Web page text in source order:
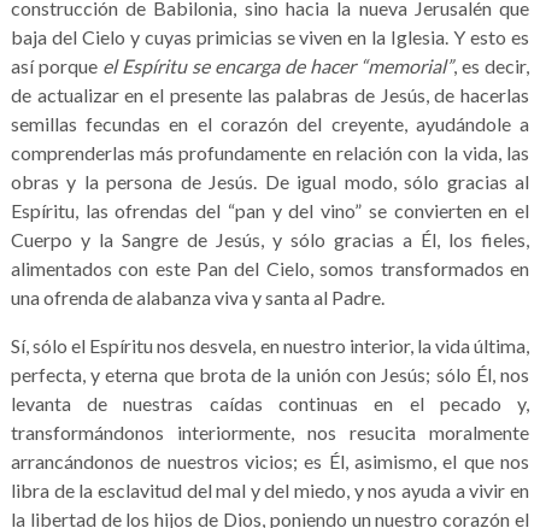
construcción de Babilonia, sino hacia la nueva Jerusalén que
baja del Cielo y cuyas primicias se viven en la Iglesia. Y esto es
así porque el Espíritu se encarga de hacer “memorial”, es decir,
de actualizar en el presente las palabras de Jesús, de hacerlas
semillas fecundas en el corazón del creyente, ayudándole a
comprenderlas más profundamente en relación con la vida, las
obras y la persona de Jesús. De igual modo, sólo gracias al
Espíritu, las ofrendas del “pan y del vino” se convierten en el
Cuerpo y la Sangre de Jesús, y sólo gracias a Él, los fieles,
alimentados con este Pan del Cielo, somos transformados en
una ofrenda de alabanza viva y santa al Padre.
Sí, sólo el Espíritu nos desvela, en nuestro interior, la vida última,
perfecta, y eterna que brota de la unión con Jesús; sólo Él, nos
levanta de nuestras caídas continuas en el pecado y,
transformándonos interiormente, nos resucita moralmente
arrancándonos de nuestros vicios; es Él, asimismo, el que nos
libra de la esclavitud del mal y del miedo, y nos ayuda a vivir en
la libertad de los hijos de Dios, poniendo un nuestro corazón el